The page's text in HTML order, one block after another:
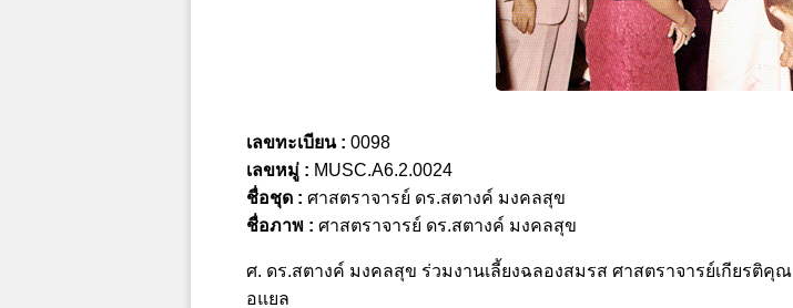
เลขทะเบียน : 0098
เลขหมู่ : MUSC.A6.2.0024
ชื่อชุด : ศาสตราจารย์ ดร.สตางค์ มงคลสุข
ชื่อภาพ : ศาสตราจารย์ ดร.สตางค์ มงคลสุข
ศ. ดร.สตางค์ มงคลสุข ร่วมงานเลี้ยงฉลองสมรส ศาสตราจารย์เกียรติ
อแยล